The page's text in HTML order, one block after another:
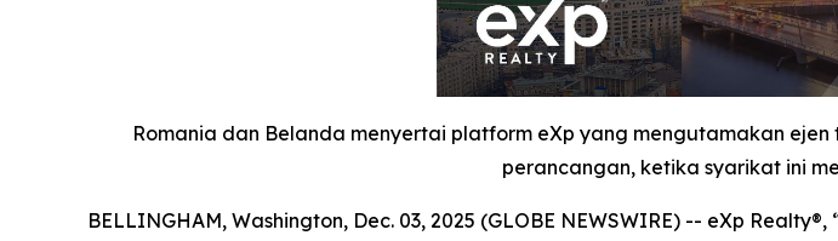
Romania dan Belanda menyertai platform eXp yang mengutamakan
perancangan, ketika syarikat ini
BELLINGHAM, Washington, Dec. 03, 2025 (GLOBE NEWSWIRE) -- eXp